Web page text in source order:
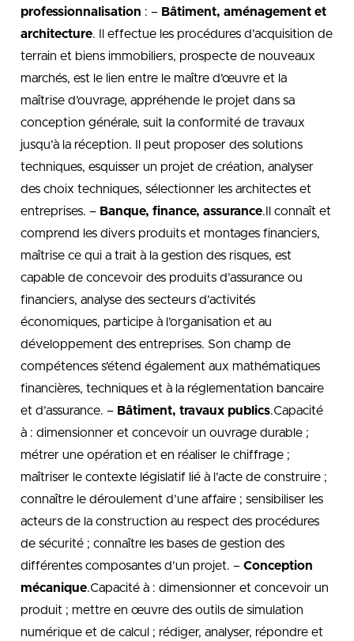
professionnalisation : – Bâtiment, aménagement et
architecture. Il effectue les procédures d’acquisition de
terrain et biens immobiliers, prospecte de nouveaux
marchés, est le lien entre le maître d’œuvre et la
maîtrise d’ouvrage, appréhende le projet dans sa
conception générale, suit la conformité de travaux
jusqu’à la réception. Il peut proposer des solutions
techniques, esquisser un projet de création, analyser
des choix techniques, sélectionner les architectes et
entreprises. – Banque, finance, assurance.Il connaît et
comprend les divers produits et montages financiers,
maîtrise ce qui a trait à la gestion des risques, est
capable de concevoir des produits d’assurance ou
financiers, analyse des secteurs d’activités
économiques, participe à l’organisation et au
développement des entreprises. Son champ de
compétences s’étend également aux mathématiques
financières, techniques et à la réglementation bancaire
et d’assurance. – Bâtiment, travaux publics.Capacité
à : dimensionner et concevoir un ouvrage durable ;
métrer une opération et en réaliser le chiffrage ;
maîtriser le contexte législatif lié à l’acte de construire ;
connaître le déroulement d’une affaire ; sensibiliser les
acteurs de la construction au respect des procédures
de sécurité ; connaître les bases de gestion des
différentes composantes d’un projet. – Conception
mécanique.Capacité à : dimensionner et concevoir un
produit ; mettre en œuvre des outils de simulation
numérique et de calcul ; rédiger, analyser, répondre et